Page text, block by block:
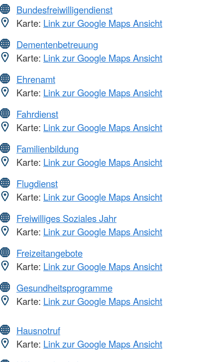
Bundesfreiwilligendienst
Karte: Link zur Google Maps Ansicht
Dementenbetreuung
Karte: Link zur Google Maps Ansicht
Ehrenamt
Karte: Link zur Google Maps Ansicht
Fahrdienst
Karte: Link zur Google Maps Ansicht
Familienbildung
Karte: Link zur Google Maps Ansicht
Flugdienst
Karte: Link zur Google Maps Ansicht
Freiwilliges Soziales Jahr
Karte: Link zur Google Maps Ansicht
Freizeitangebote
Karte: Link zur Google Maps Ansicht
Gesundheitsprogramme
Karte: Link zur Google Maps Ansicht
Hausnotruf
Karte: Link zur Google Maps Ansicht